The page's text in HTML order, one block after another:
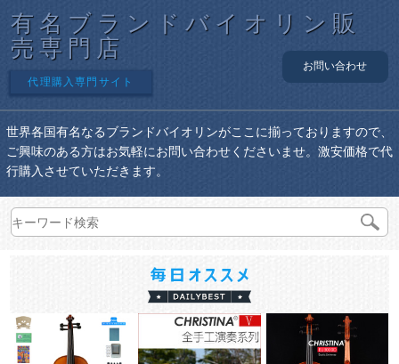
有名ブランドバイオリン販
売専門店
代理購入専門サイト
お問い合わせ
世界各国有名なるブランドバイオリンがここに揃っておりますので、
ご興味のある方はお気軽にお問い合わせくださいませ。激安価格で代
行購入させていただきます。